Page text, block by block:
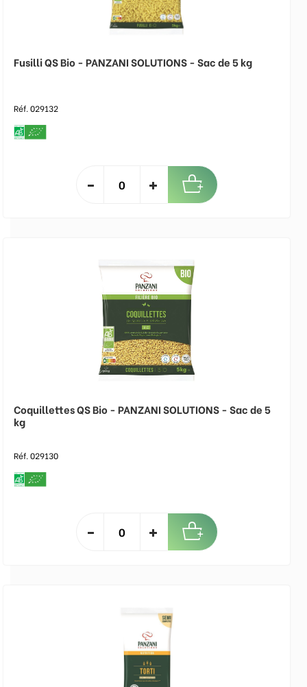
Fusilli QS Bio - PANZANI SOLUTIONS - Sac de 5 kg
Réf. 029132
Coquillettes QS Bio - PANZANI SOLUTIONS - Sac de 5
kg
Réf. 029130